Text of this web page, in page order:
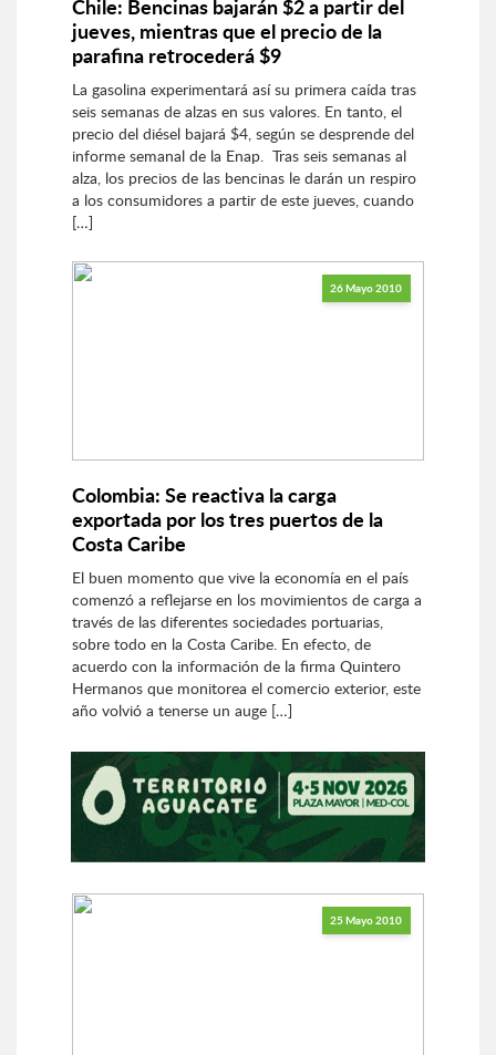
Chile: Bencinas bajarán $2 a partir del
jueves, mientras que el precio de la
parafina retrocederá $9
La gasolina experimentará así su primera caída tras
seis semanas de alzas en sus valores. En tanto, el
precio del diésel bajará $4, según se desprende del
informe semanal de la Enap. Tras seis semanas al
alza, los precios de las bencinas le darán un respiro
a los consumidores a partir de este jueves, cuando
[…]
26 Mayo 2010
Colombia: Se reactiva la carga
exportada por los tres puertos de la
Costa Caribe
El buen momento que vive la economía en el país
comenzó a reflejarse en los movimientos de carga a
través de las diferentes sociedades portuarias,
sobre todo en la Costa Caribe. En efecto, de
acuerdo con la información de la firma Quintero
Hermanos que monitorea el comercio exterior, este
año volvió a tenerse un auge […]
25 Mayo 2010